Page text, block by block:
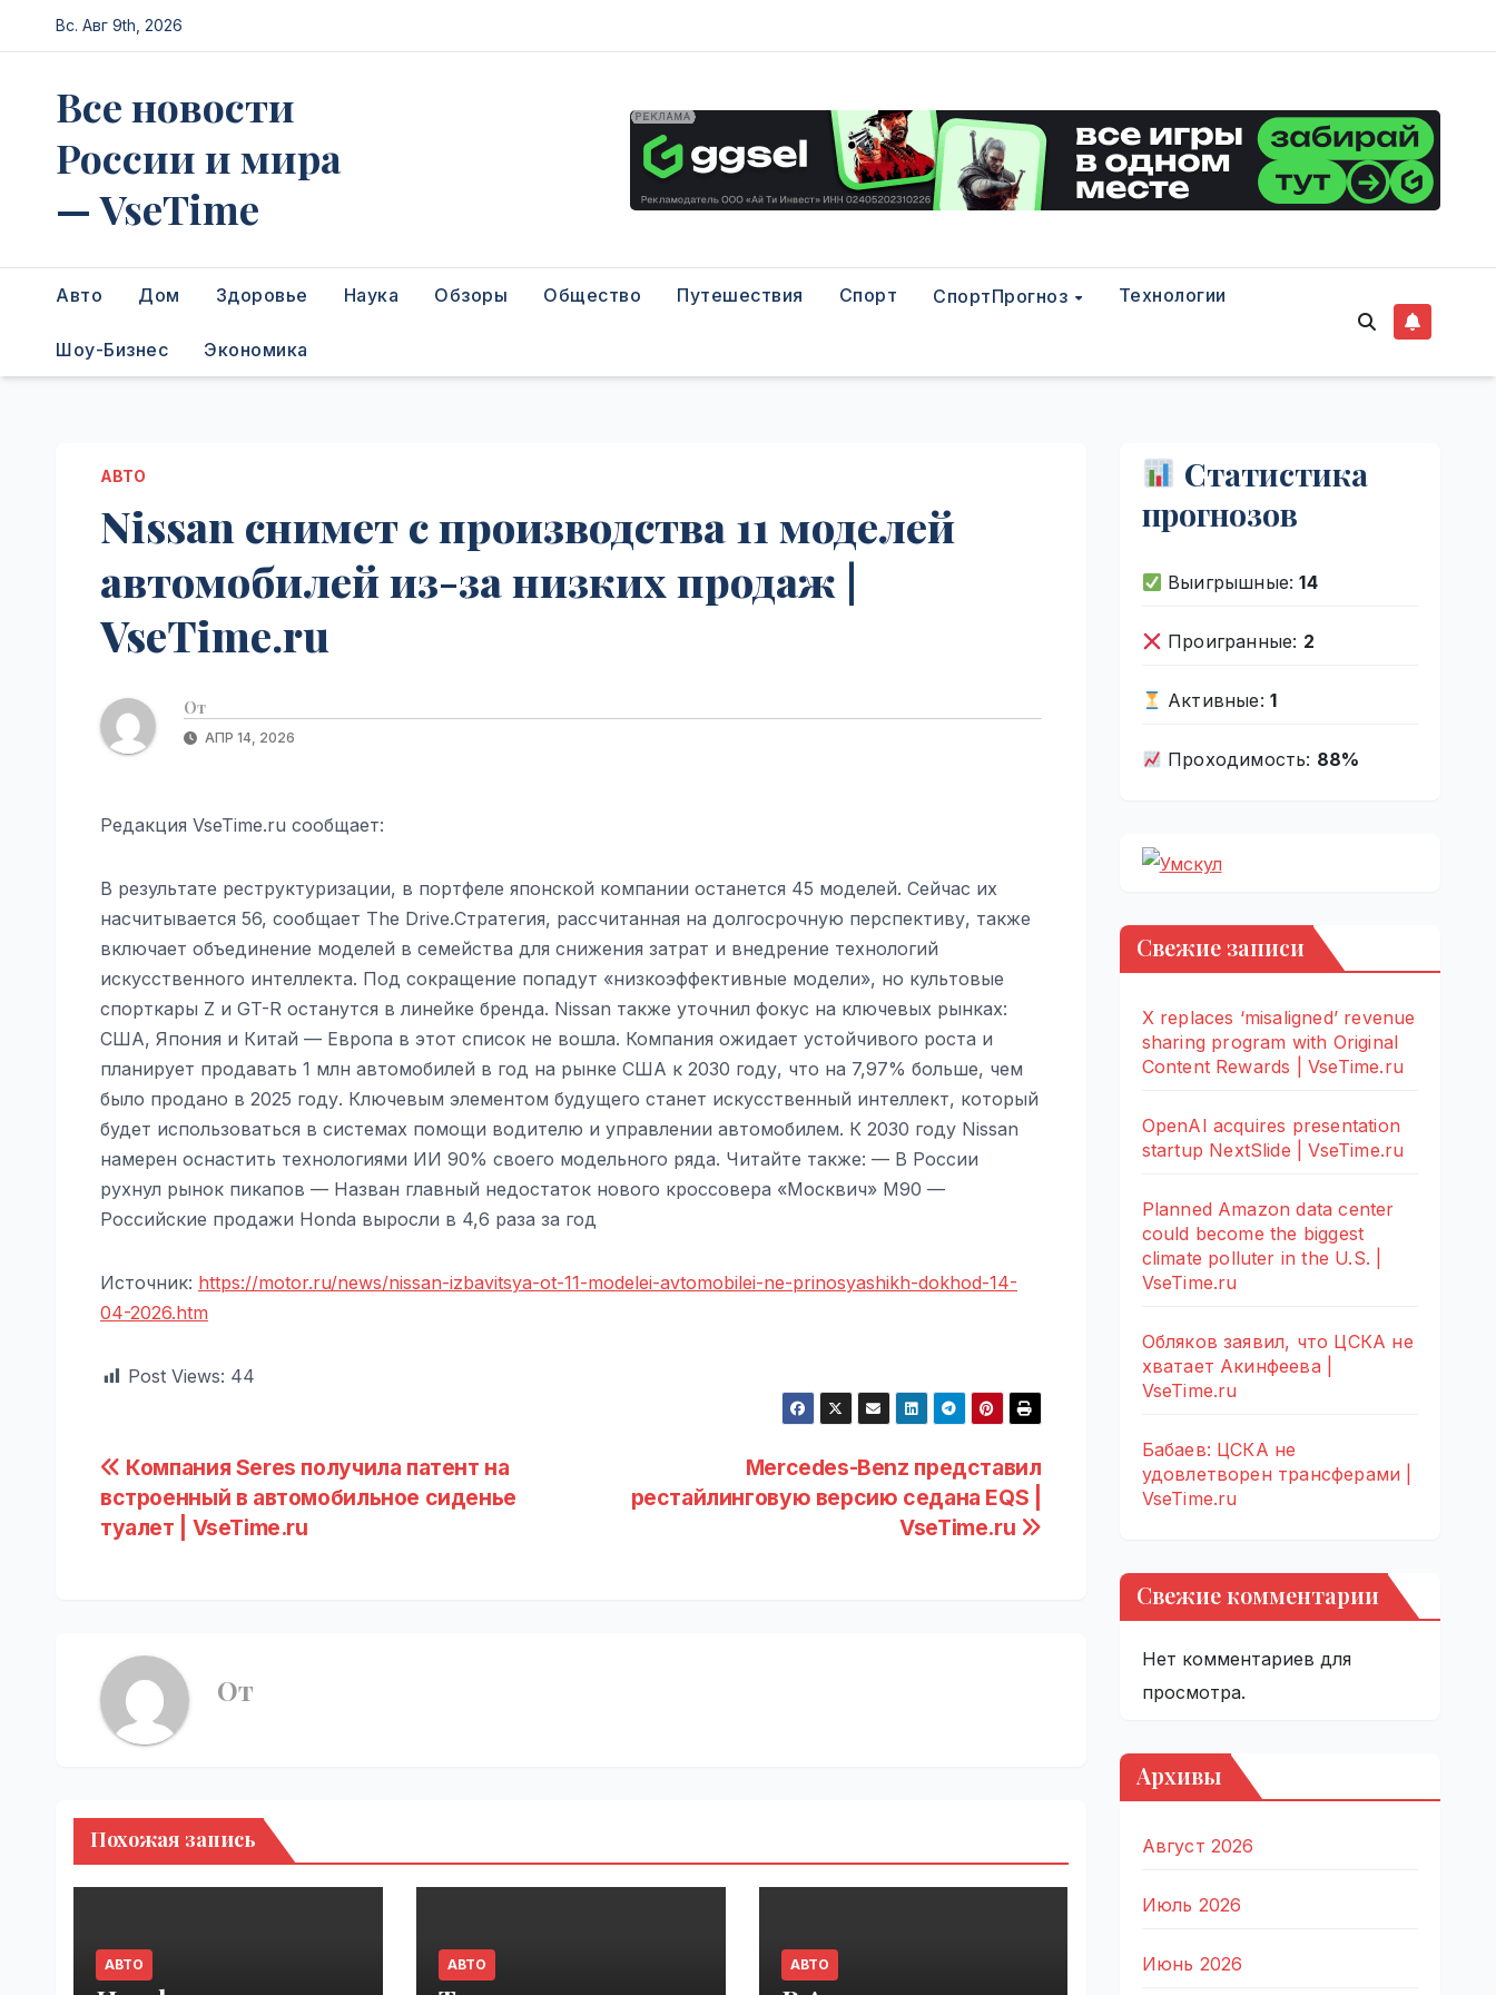
Перейти
к
Вс. Авг 9th, 2026
Все новости
России и мира
— VseTime
Авто Дом Здоровье Наука Обзоры Общество Путешествия Спорт СпортПрогноз Технологии
Шоу-Бизнес Экономика
АВТО
Nissan снимет с производства 11 моделей
автомобилей из-за низких продаж |
VseTime.ru
От
АПР 14, 2026
Редакция VseTime.ru сообщает:
В результате реструктуризации, в портфеле японской компании останется 45 моделей. Сейчас их
насчитывается 56, сообщает The Drive.Стратегия, рассчитанная на долгосрочную перспективу, также
включает объединение моделей в семейства для снижения затрат и внедрение технологий
искусственного интеллекта. Под сокращение попадут «низкоэффективные модели», но культовые
спорткары Z и GT-R останутся в линейке бренда. Nissan также уточнил фокус на ключевых рынках:
США, Япония и Китай — Европа в этот список не вошла. Компания ожидает устойчивого роста и
планирует продавать 1 млн автомобилей в год на рынке США к 2030 году, что на 7,97% больше, чем
было продано в 2025 году. Ключевым элементом будущего станет искусственный интеллект, который
будет использоваться в системах помощи водителю и управлении автомобилем. К 2030 году Nissan
намерен оснастить технологиями ИИ 90% своего модельного ряда. Читайте также: — В России
рухнул рынок пикапов — Назван главный недостаток нового кроссовера «Москвич» М90 —
Российские продажи Honda выросли в 4,6 раза за год
Источник: https://motor.ru/news/nissan-izbavitsya-ot-11-modelei-avtomobilei-ne-prinosyashikh-dokhod-14-
04-2026.htm
Post Views: 44
Навигация
по
Mercedes-Benz представил
рестайлинговую версию седана EQS |
VseTime.ru
Компания Seres получила патент на
встроенный в автомобильное сиденье
туалет | VseTime.ru
От
Похожая запись
АВТО АВТО АВТО
Статистика
прогнозов
Выигрышные:14
Проигранные: 2
Активные: 1
Проходимость: 88%
Свежие записи
X replaces ‘misaligned’ revenue
sharing program with Original
Content Rewards | VseTime.ru
OpenAI acquires presentation
startup NextSlide | VseTime.ru
Planned Amazon data center
could become the biggest
climate polluter in the U.S. |
VseTime.ru
Обляков заявил, что ЦСКА не
хватает Акинфеева |
VseTime.ru
Бабаев: ЦСКА не
удовлетворен трансферами |
VseTime.ru
Свежие комментарии
Нет комментариев для
просмотра.
Архивы
Август 2026
Июль 2026
Июнь 2026